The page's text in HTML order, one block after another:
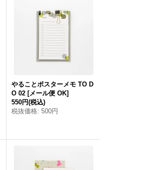
やることポスターメモ TO D
O 02 [メール便 OK]
550円(税込)
税抜価格: 500円